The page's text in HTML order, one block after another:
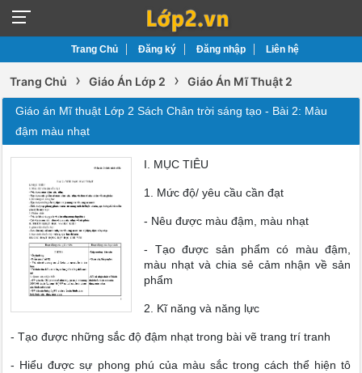
Trang Chủ Đăng ký Đăng nhập Liên hệ
Trang Chủ › Giáo Án Lớp 2 › Giáo Án Mĩ Thuật 2
Giáo án Mĩ thuật Lớp 2 Sách Chân trời sáng tạo - Bài 2: Màu
đậm màu nhạt
I. MỤC TIÊU
1. Mức độ/ yêu cầu cần đạt
- Nêu được màu đậm, màu nhạt
- Tạo được sản phẩm có màu đậm,
màu nhạt và chia sẻ cảm nhận về sản
phẩm
2. Kĩ năng và năng lực
- Tạo được những sắc độ đậm nhạt trong bài vẽ trang trí tranh
- Hiểu được sự phong phú của màu sắc trong cách thể hiện tô